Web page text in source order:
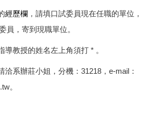
經歷欄 ，請填口試委員現在任職的單位，
員，寄到現職單位。
導教授的姓名左上角須打 * 。
洽系辦莊小姐，分機：31218，e-mail：
。